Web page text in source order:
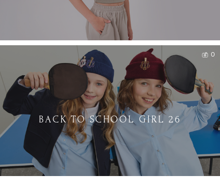
BACK TO SCHOOL GIRL 26
0